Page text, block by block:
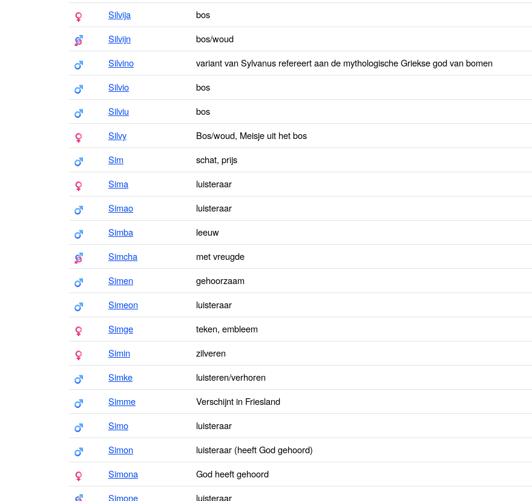
Silvija
bos
Silvijn
bos/woud
Silvino
variant van Sylvanus refereert aan de mythologische Griekse god van bomen
Silvio
bos
Silviu
bos
Silvy
Bos/woud, Meisje uit het bos
Sim
schat, prijs
Sima
luisteraar
Simao
luisteraar
Simba
leeuw
Simcha
met vreugde
Simen
gehoorzaam
Simeon
luisteraar
Simge
teken, embleem
Simin
zilveren
Simke
luisteren/verhoren
Simme
Verschijnt in Friesland
Simo
luisteraar
Simon
luisteraar (heeft God gehoord)
Simona
God heeft gehoord
Simone
luisteraar